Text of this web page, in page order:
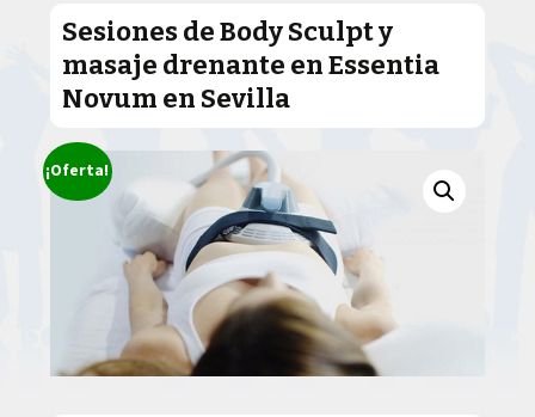
Sesiones de Body Sculpt y
masaje drenante en Essentia
Novum en Sevilla
¡Oferta!